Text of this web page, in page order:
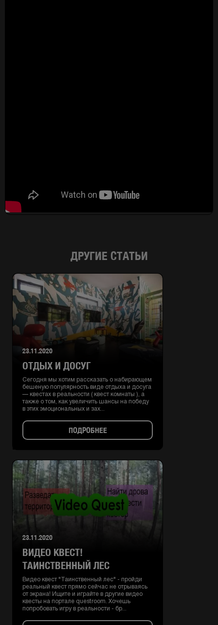
ДРУГИЕ СТАТЬИ
ОТДЫХ И ДОСУГ
Сегодня мы хотим рассказать о набирающем
бешеную популярность виде отдыха и досуга
— квестах в реальности ( квест комнаты ), а
также о том, как увеличить шансы на победу
в этих эмоциональных и зах...
23.11.2020
ПОДРОБНЕЕ
ВИДЕО КВЕСТ!
ТАИНСТВЕННЫЙ ЛЕС
Видео квест "Таинственный лес" - пройди
реальный квест прямо сейчас не отрываясь
от экрана! Ищите и играйте в другие видео
квесты на портале questroom. Хочешь
попробовать игру в реальности - бр...
23.11.2020